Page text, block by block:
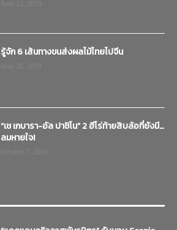
รู้จัก 6 เส้นทางขนส่งผลไม้ไทยไปจีน
“เช เกบารา-อัล ปาชิโน” 2 ฮีโร่ท้ายสิบล้อที่ยังมี…
ลมหายใจ!